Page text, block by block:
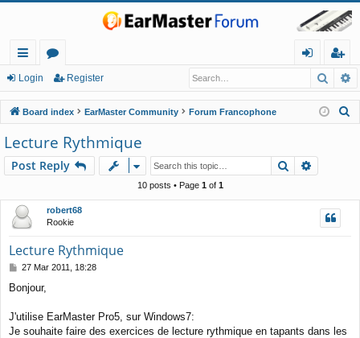
ui
ck
lin
ks
or
u
m
in
eg
ist
er
Login Register
Board index EarMaster Community Forum Francophone
h
Lecture Rythmique
Post Reply Search
10 posts • Page 1of 1
robert68
Rookie
Lecture Rythmique
P
s
27 Mar 2011, 18:28
Bonjour,
J'utilise EarMaster Pro5, sur Windows7:
Je souhaite faire des exercices de lecture rythmique en tapants dans les